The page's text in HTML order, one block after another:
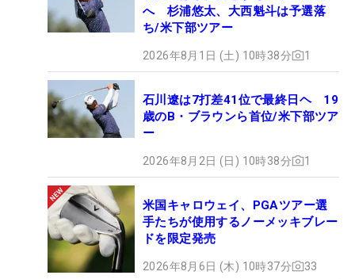
へ 杉浦悠太、大西魁斗は予選落
ち/米下部ツアー
2026年8月1日 (土) 10時38分 1
石川遼は7打差41位で最終日ヘ 19
歳のB・ブラウンら首位/米下部ツア
ー
2026年8月2日 (日) 10時38分 1
米国キャロウェイ、PGAツアー選
手たちが使用するノーメッキブレー
ドを限定発売
2026年8月6日 (木) 10時37分 33